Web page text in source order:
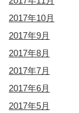
2017年10月
2017年9月
2017年8月
2017年7月
2017年6月
2017年5月